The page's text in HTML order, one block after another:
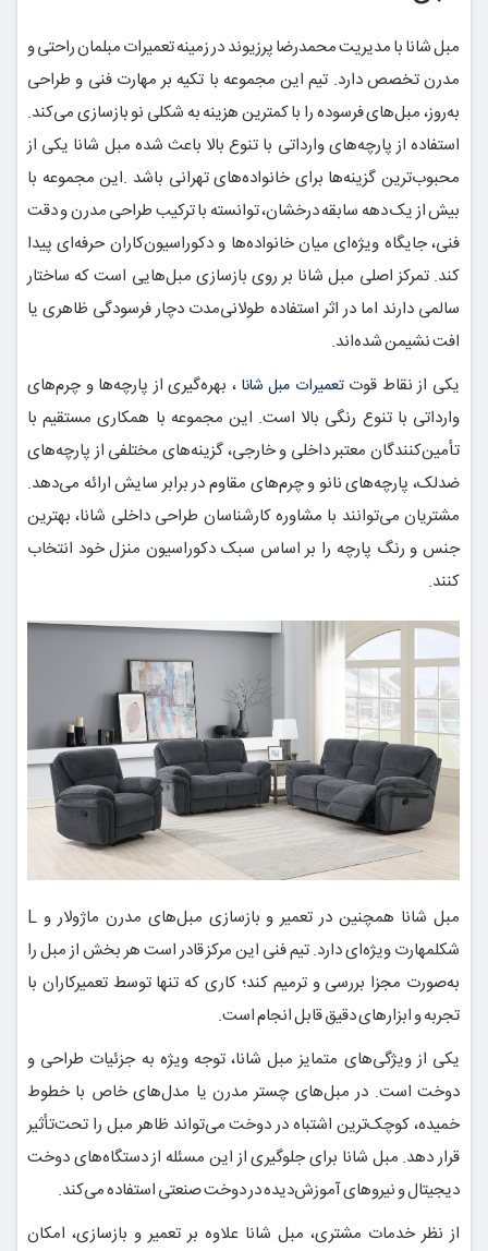
مبل شانا با مدیریت محمدرضا پرزیوند در زمینه تعمیرات مبلمان راحتی و
مدرن تخصص دارد. تیم این مجموعه با تکیه بر مهارت فنی و طراحی
به‌روز، مبل‌های فرسوده را با کمترین هزینه به شکلی نو بازسازی می‌کند.
استفاده از پارچه‌های وارداتی با تنوع بالا باعث شده مبل شانا یکی از
محبوب‌ترین گزینه‌ها برای خانواده‌های تهرانی باشد .این مجموعه با
بیش از یک دهه سابقه درخشان، توانسته با ترکیب طراحی مدرن و دقت
فنی، جایگاه ویژه‌ای میان خانواده‌ها و دکوراسیون‌کاران حرفه‌ای پیدا
کند. تمرکز اصلی مبل شانا بر روی بازسازی مبل‌هایی است که ساختار
سالمی دارند اما در اثر استفاده طولانی‌مدت دچار فرسودگی ظاهری یا
افت نشیمن شده‌اند.
یکی از نقاط قوتتعمیرات مبل شانا ، بهره‌گیری از پارچه‌ها و چرم‌های
وارداتی با تنوع رنگی بالا است. این مجموعه با همکاری مستقیم با
تأمین‌کنندگان معتبر داخلی و خارجی، گزینه‌های مختلفی از پارچه‌های
ضدلک، پارچه‌های نانو و چرم‌های مقاوم در برابر سایش ارائه می‌دهد.
مشتریان می‌توانند با مشاوره کارشناسان طراحی داخلی شانا، بهترین
جنس و رنگ پارچه را بر اساس سبک دکوراسیون منزل خود انتخاب
کنند.
مبل شانا همچنین در تعمیر و بازسازی مبل‌های مدرن ماژولار و L
شکلمهارت ویژه‌ای دارد. تیم فنی این مرکز قادر است هر بخش از مبل را
به‌صورت مجزا بررسی و ترمیم کند؛ کاری که تنها توسط تعمیرکاران با
تجربه و ابزارهای دقیق قابل انجام است.
یکی از ویژگی‌های متمایز مبل شانا، توجه ویژه به جزئیات طراحی و
دوخت است. در مبل‌های چستر مدرن یا مدل‌های خاص با خطوط
خمیده، کوچک‌ترین اشتباه در دوخت می‌تواند ظاهر مبل را تحت‌تأثیر
قرار دهد. مبل شانا برای جلوگیری از این مسئله از دستگاه‌های دوخت
دیجیتال و نیروهای آموزش‌دیده در دوخت صنعتی استفاده می‌کند.
از نظر خدمات مشتری، مبل شانا علاوه بر تعمیر و بازسازی، امکان